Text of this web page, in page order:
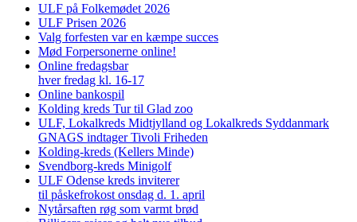
ULF på Folkemødet 2026
ULF Prisen 2026
Valg forfesten var en kæmpe succes
Mød Forpersonerne online!
Online fredagsbar
hver fredag kl. 16-17
Online bankospil
Kolding kreds Tur til Glad zoo
ULF, Lokalkreds Midtjylland og Lokalkreds Syddanmark
GNAGS indtager Tivoli Friheden
Kolding-kreds (Kellers Minde)
Svendborg-kreds Minigolf
ULF Odense kreds inviterer
til påskefrokost onsdag d. 1. april
Nytårsaften røg som varmt brød